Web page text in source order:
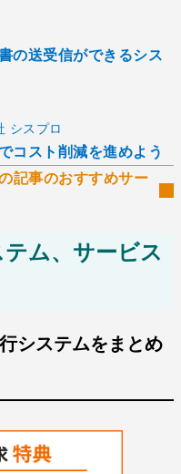
の送受信ができるシス
シスプロ
コスト削減を進めよう
記事のおすすめサー
ム、サービス
システムをまとめ